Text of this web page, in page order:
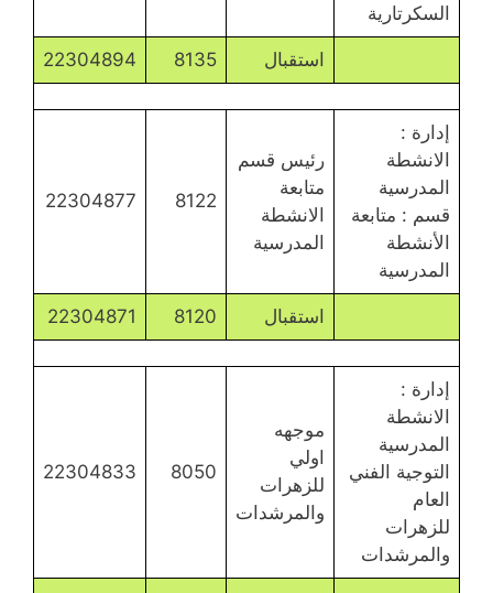
السكرتارية
استقبال 8135
22304894
إدارة :
الانشطة
المدرسية
قسم : متابعة
الأنشطة
المدرسية
رئيس قسم
متابعة
الانشطة
المدرسية
8122
22304877
استقبال 8120
22304871
إدارة :
الانشطة
المدرسية
التوجية الفني
العام
للزهرات
والمرشدات
موجهه
اولي
للزهرات
والمرشدات
8050
22304833